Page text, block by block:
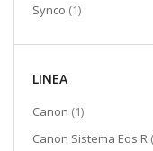
Synco 1elemento
LINEA
Canon 1elemento
Canon Sistema Eos R